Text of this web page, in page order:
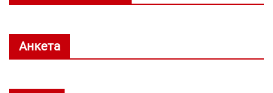
Анкета